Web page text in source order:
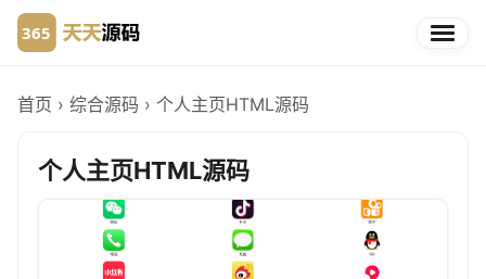
首页 › 综合源码 › 个人主页HTML源码
个人主页HTML源码